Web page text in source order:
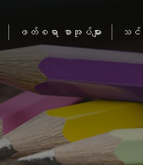
ဖတ်စရာ စာအုပ်များ သင်